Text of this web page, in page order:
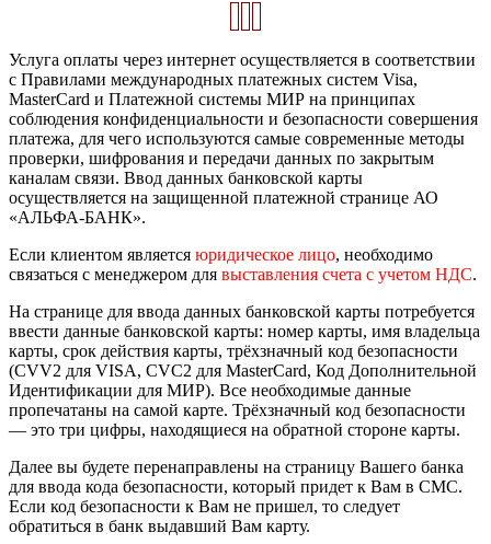
Услуга оплаты через интернет осуществляется в соответствии
с Правилами международных платежных систем Visa,
MasterCard и Платежной системы МИР на принципах
соблюдения конфиденциальности и безопасности совершения
платежа, для чего используются самые современные методы
проверки, шифрования и передачи данных по закрытым
каналам связи. Ввод данных банковской карты
осуществляется на защищенной платежной странице АО
«АЛЬФА-БАНК».
Если клиентом является юридическое лицо, необходимо
связаться с менеджером для выставления счета с учетом НДС.
На странице для ввода данных банковской карты потребуется
ввести данные банковской карты: номер карты, имя владельца
карты, срок действия карты, трёхзначный код безопасности
(CVV2 для VISA, CVC2 для MasterCard, Код Дополнительной
Идентификации для МИР). Все необходимые данные
пропечатаны на самой карте. Трёхзначный код безопасности
— это три цифры, находящиеся на обратной стороне карты.
Далее вы будете перенаправлены на страницу Вашего банка
для ввода кода безопасности, который придет к Вам в СМС.
Если код безопасности к Вам не пришел, то следует
обратиться в банк выдавший Вам карту.